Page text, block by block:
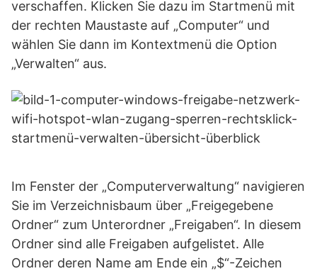
verschaffen. Klicken Sie dazu im Startmenü mit
der rechten Maustaste auf „Computer“ und
wählen Sie dann im Kontextmenü die Option
„Verwalten“ aus.
Im Fenster der „Computerverwaltung“ navigieren
Sie im Verzeichnisbaum über „Freigegebene
Ordner“ zum Unterordner „Freigaben“. In diesem
Ordner sind alle Freigaben aufgelistet. Alle
Ordner deren Name am Ende ein „$“-Zeichen